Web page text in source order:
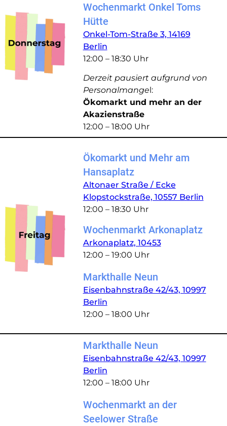
Wochenmarkt Onkel Toms
Hütte
Onkel-Tom-Straße 3, 14169
Berlin
12:00 – 18:30 Uhr
Derzeit pausiert aufgrund von
Personalmangel:
Ökomarkt und mehr an der
Akazienstraße
12:00 – 18:00 Uhr
Ökomarkt und Mehr am
Hansaplatz
Altonaer Straße / Ecke
Klopstockstraße, 10557 Berlin
12:00 – 18:30 Uhr
Wochenmarkt Arkonaplatz
Arkonaplatz, 10453
12:00 – 19:00 Uhr
Markthalle Neun
Eisenbahnstraße 42/43, 10997
Berlin
12:00 – 18:00 Uhr
Markthalle Neun
Eisenbahnstraße 42/43, 10997
Berlin
12:00 – 18:00 Uhr
Wochenmarkt an der
Seelower Straße